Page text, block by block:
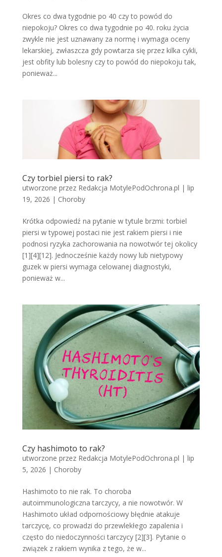
Okres co dwa tygodnie po 40 czy to powód do
niepokoju? Okres co dwa tygodnie po 40. roku życia
zwykle nie jest uznawany za normę i wymaga oceny
lekarskiej, zwłaszcza gdy powtarza się przez kilka cykli,
jest obfity lub bolesny czy to powód do niepokoju tak,
ponieważ...
Czy torbiel piersi to rak?
utworzone przez Redakcja MotylePodOchrona.pl | lip
19, 2026 | Choroby
Krótka odpowiedź na pytanie w tytule brzmi: torbiel
piersi w typowej postaci nie jest rakiem piersi i nie
podnosi ryzyka zachorowania na nowotwór tej okolicy
[1][4][12]. Jednocześnie każdy nowy lub nietypowy
guzek w piersi wymaga celowanej diagnostyki,
ponieważ w...
Czy hashimoto to rak?
utworzone przez Redakcja MotylePodOchrona.pl | lip
5, 2026 | Choroby
Hashimoto to nie rak. To choroba
autoimmunologiczna tarczycy, a nie nowotwór. W
Hashimoto układ odpornościowy błędnie atakuje
tarczycę, co prowadzi do przewlekłego zapalenia i
często do niedoczynności tarczycy [2][3]. Pytanie o
związek z rakiem wynika z tego, że w...